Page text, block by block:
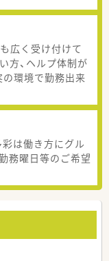
広く受け付けて
方、ヘルプ体制が
環境で勤務出来
は働き方にグル
務曜日等のご希望